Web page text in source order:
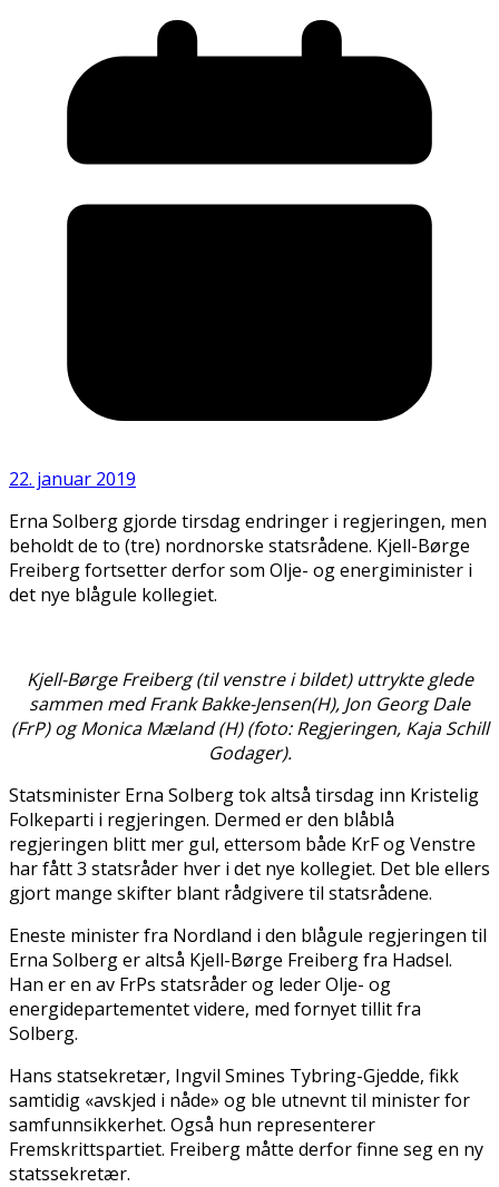
22. januar 2019
Erna Solberg gjorde tirsdag endringer i regjeringen, men
beholdt de to (tre) nordnorske statsrådene. Kjell-Børge
Freiberg fortsetter derfor som Olje- og energiminister i
det nye blågule kollegiet.
Kjell-Børge Freiberg (til venstre i bildet) uttrykte glede
sammen med Frank Bakke-Jensen(H), Jon Georg Dale
(FrP) og Monica Mæland (H) (foto: Regjeringen, Kaja Schill
Godager).
Statsminister Erna Solberg tok altså tirsdag inn Kristelig
Folkeparti i regjeringen. Dermed er den blåblå
regjeringen blitt mer gul, ettersom både KrF og Venstre
har fått 3 statsråder hver i det nye kollegiet. Det ble ellers
gjort mange skifter blant rådgivere til statsrådene.
Eneste minister fra Nordland i den blågule regjeringen til
Erna Solberg er altså Kjell-Børge Freiberg fra Hadsel.
Han er en av FrPs statsråder og leder Olje- og
energidepartementet videre, med fornyet tillit fra
Solberg.
Hans statsekretær, Ingvil Smines Tybring-Gjedde, fikk
samtidig «avskjed i nåde» og ble utnevnt til minister for
samfunnsikkerhet. Også hun representerer
Fremskrittspartiet. Freiberg måtte derfor finne seg en ny
statssekretær.